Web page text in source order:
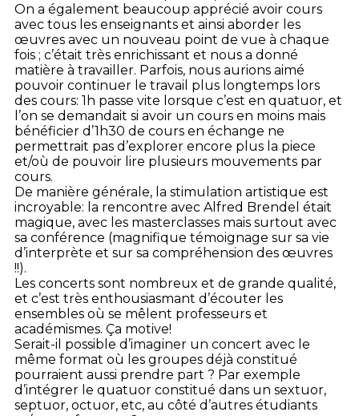
On a également beaucoup apprécié avoir cours
avec tous les enseignants et ainsi aborder les
œuvres avec un nouveau point de vue à chaque
fois ; c’était très enrichissant et nous a donné
matière à travailler. Parfois, nous aurions aimé
pouvoir continuer le travail plus longtemps lors
des cours: 1h passe vite lorsque c’est en quatuor, et
l’on se demandait si avoir un cours en moins mais
bénéficier d’1h30 de cours en échange ne
permettrait pas d’explorer encore plus la piece
et/où de pouvoir lire plusieurs mouvements par
cours.
De manière générale, la stimulation artistique est
incroyable: la rencontre avec Alfred Brendel était
magique, avec les masterclasses mais surtout avec
sa conférence (magnifique témoignage sur sa vie
d’interprète et sur sa compréhension des œuvres
!!).
Les concerts sont nombreux et de grande qualité,
et c’est très enthousiasmant d’écouter les
ensembles où se mêlent professeurs et
académismes. Ça motive!
Serait-il possible d’imaginer un concert avec le
même format où les groupes déjà constitué
pourraient aussi prendre part ? Par exemple
d’intégrer le quatuor constitué dans un sextuor,
septuor, octuor, etc, au côté d’autres étudiants